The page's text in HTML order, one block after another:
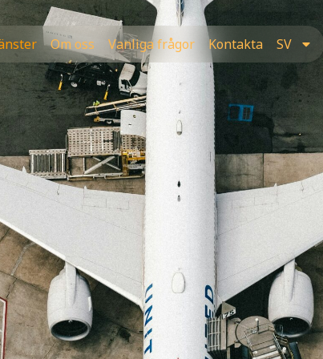
Om oss Vanliga frågor Kontakta SV